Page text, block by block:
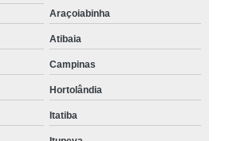
urbanas rodovia Salto
valores Jardim Simus
de rodovia Parque das Paineiras
de trânsito de rodovia Atibaia
em rodovia Votorantim
Araçoiabinha
Atibaia
Campinas
Hortolândia
Itatiba